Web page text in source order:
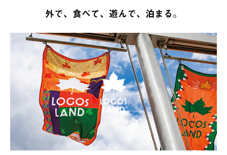
外で、食べて、遊んで、泊まる。